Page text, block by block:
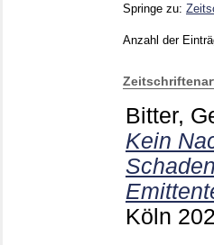
Springe zu:
Anzahl der
Bitter,
Kein
Köln